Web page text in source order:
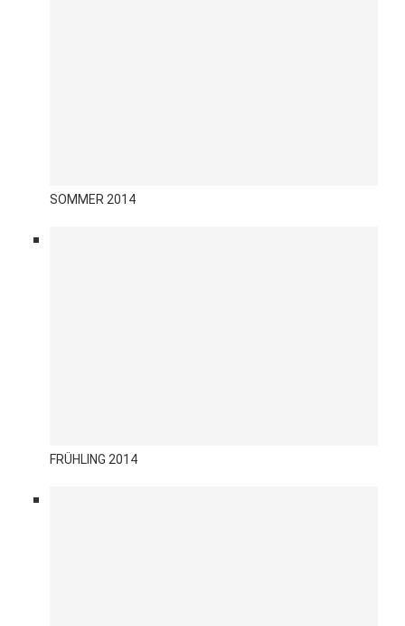
SOMMER 2014
FRÜHLING 2014